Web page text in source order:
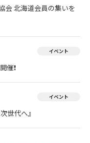
会 北海道会員の集いを
イベント
催❗
イベント
世代へ』